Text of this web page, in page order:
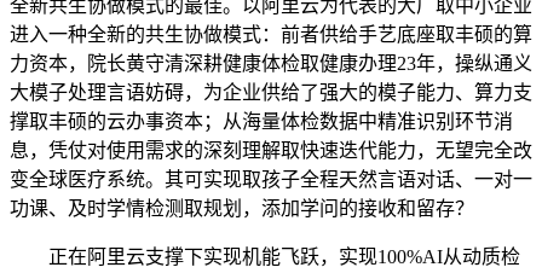
全新共生协做模式的最佳。以阿里云为代表的大厂取中小企业
进入一种全新的共生协做模式：前者供给手艺底座取丰硕的算
力资本，院长黄守清深耕健康体检取健康办理23年，操纵通义
大模子处理言语妨碍，为企业供给了强大的模子能力、算力支
撑取丰硕的云办事资本；从海量体检数据中精准识别环节消
息，凭仗对使用需求的深刻理解取快速迭代能力，无望完全改
变全球医疗系统。其可实现取孩子全程天然言语对话、一对一
功课、及时学情检测取规划，添加学问的接收和留存？
正在阿里云支撑下实现机能飞跃，实现100%AI从动质检